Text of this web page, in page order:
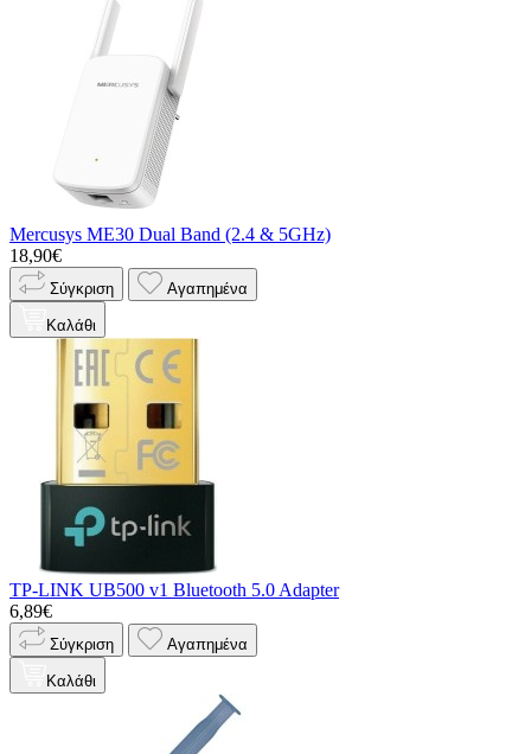
Mercusys ME30 Dual Band (2.4 & 5GHz)
18,90€
Σύγκριση Αγαπημένα
Καλάθι
TP-LINK UB500 v1 Bluetooth 5.0 Adapter
6,89€
Σύγκριση Αγαπημένα
Καλάθι